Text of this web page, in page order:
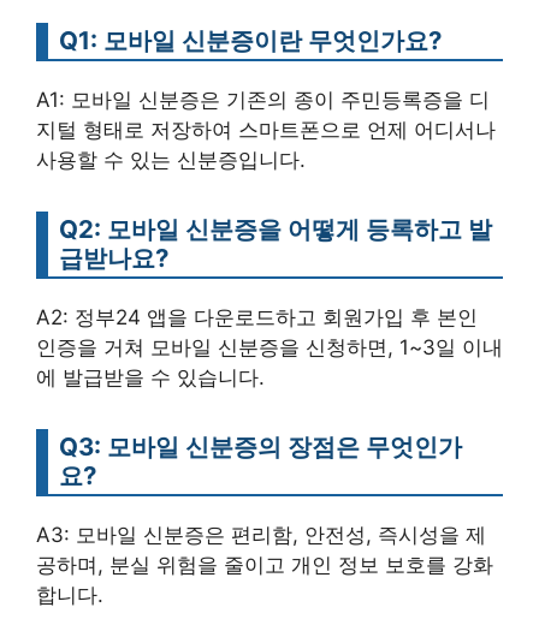
Q1: 모바일 신분증이란 무엇인가요?
A1: 모바일 신분증은 기존의 종이 주민등록증을 디
지털 형태로 저장하여 스마트폰으로 언제 어디서나
사용할 수 있는 신분증입니다.
Q2: 모바일 신분증을 어떻게 등록하고 발
급받나요?
A2: 정부24 앱을 다운로드하고 회원가입 후 본인
인증을 거쳐 모바일 신분증을 신청하면, 1~3일 이내
에 발급받을 수 있습니다.
Q3: 모바일 신분증의 장점은 무엇인가
요?
A3: 모바일 신분증은 편리함, 안전성, 즉시성을 제
공하며, 분실 위험을 줄이고 개인 정보 보호를 강화
합니다.